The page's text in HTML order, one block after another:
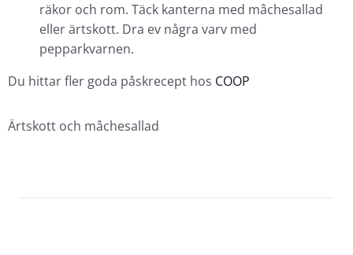
räkor och rom. Täck kanterna med mâchesallad
eller ärtskott. Dra ev några varv med
pepparkvarnen.
Du hittar fler goda påskrecept hos COOP
Ärtskott och mâchesallad